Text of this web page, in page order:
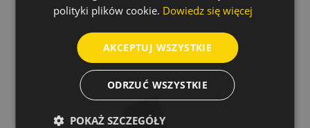
polityki plików cookie. Dowiedz się więcej
AKCEPTUJ WSZYSTKIE
ODRZUĆ WSZYSTKIE
POKAŻ SZCZEGÓŁY